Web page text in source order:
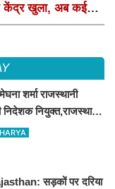
केंद्र खुला, अब कई
शर्मा राजस्थानी
नियुक्त,राजस्थानी
अब कई आयोजन होंगे
सड़कों पर दरिया